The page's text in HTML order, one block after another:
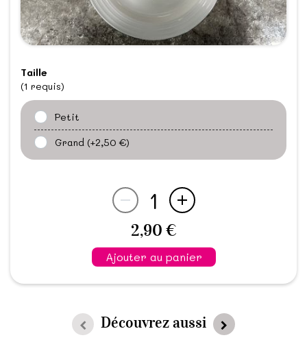
Taille
(1 requis)
Petit
Grand (+2,50 €)
1
2,90 €
Ajouter au panier
Découvrez aussi